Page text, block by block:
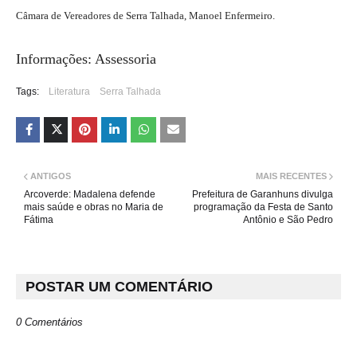
Câmara de Vereadores de Serra Talhada, Manoel Enfermeiro.
Informações: Assessoria
Tags: Literatura Serra Talhada
MAIS RECENTES
Prefeitura de Garanhuns divulga
programação da Festa de Santo
Antônio e São Pedro
ANTIGOS
Arcoverde: Madalena defende
mais saúde e obras no Maria de
Fátima
POSTAR UM COMENTÁRIO
0 Comentários